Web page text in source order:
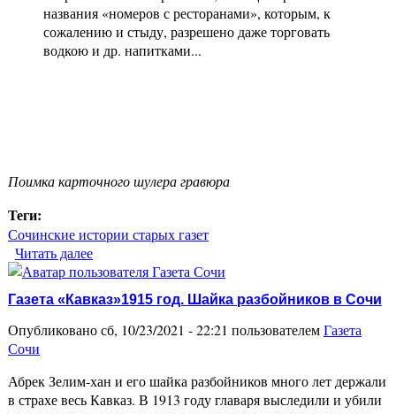
названия «номеров с ресторанами», которым, к
сожалению и стыду, разрешено даже торговать
водкою и др. напитками...
Поимка карточного шулера гравюра
Теги:
Сочинские истории старых газет
Читать далее
шулера в Сочи
Газета «Кавказ»1915 год. Шайка разбойников в Сочи
Опубликовано сб, 10/23/2021 - 22:21 пользователемГазета
Сочи
Абрек Зелим-хан и его шайка разбойников много лет держали
в страхе весь Кавказ. В 1913 году главаря выследили и убили